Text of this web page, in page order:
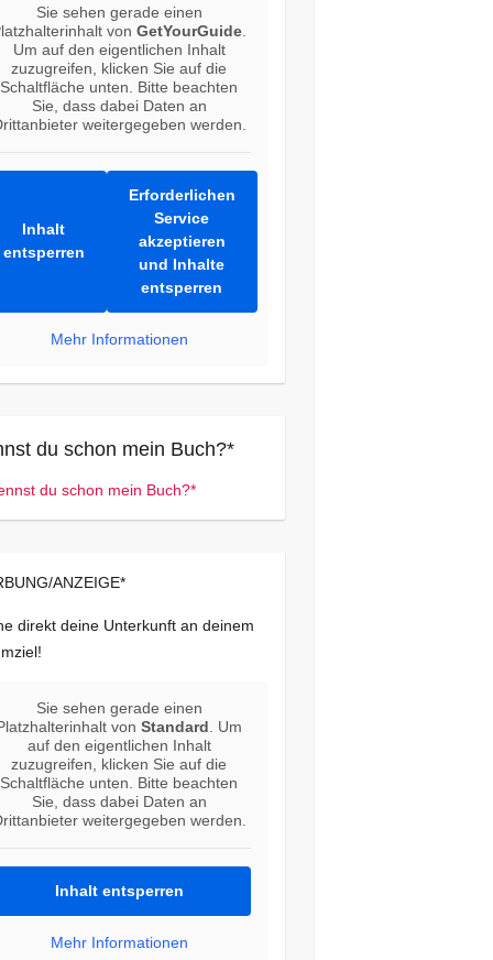
Sie sehen gerade einen
vonGetYourGuide
Um auf den eigentlichen Inhalt
zuzugreifen, klicken Sie auf die
Schaltfläche unten. Bitte beachten
Sie, dass dabei Daten an
weitergegeben werden.
Inhalt
entsperren
Erforderlichen
Service
akzeptieren
und Inhalte
entsperren
Mehr Informationen
du schon mein Buch?*
ANZEIGE*
direkt deine Unterkunft an deinem
Sie sehen gerade einen
vonStandard . Um
auf den eigentlichen Inhalt
zuzugreifen, klicken Sie auf die
Schaltfläche unten. Bitte beachten
Sie, dass dabei Daten an
weitergegeben werden.
Inhalt entsperren
Mehr Informationen